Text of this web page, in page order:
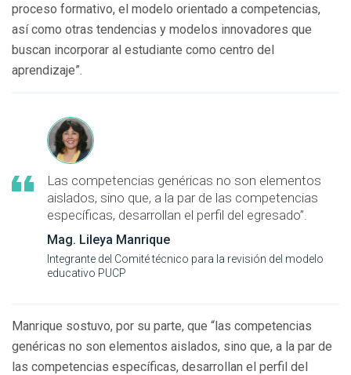
proceso formativo, el modelo orientado a competencias,
así como otras tendencias y modelos innovadores que
buscan incorporar al estudiante como centro del
aprendizaje”.
Las competencias genéricas no son elementos
aislados, sino que, a la par de las competencias
específicas, desarrollan el perfil del egresado”.
Mag. Lileya Manrique
Integrante del Comité técnico para la revisión del modelo
educativo PUCP
Manrique sostuvo, por su parte, que “las competencias
genéricas no son elementos aislados, sino que, a la par de
las competencias específicas, desarrollan el perfil del